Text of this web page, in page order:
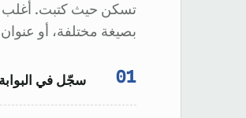
تسكن حيث كتبت. أغلب
بصيغة مختلفة، أو
سجّل في البوابة